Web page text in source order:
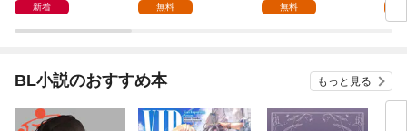
新着 無料 無料
BL小説のおすすめ本 もっと見る